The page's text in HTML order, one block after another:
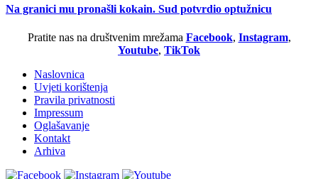
Na granici mu pronašli kokain. Sud potvrdio optužnicu
Pratite nas na društvenim mrežama Facebook, Instagram,
Youtube, TikTok
Naslovnica
Uvjeti korištenja
Pravila privatnosti
Impressum
Oglašavanje
Kontakt
Arhiva